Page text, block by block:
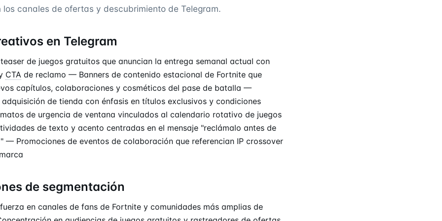
los canales de ofertas y descubrimiento de Telegram.
en Telegram
de juegos gratuitos que anuncian la entrega semanal actual con
CTA de reclamo — Banners de contenido estacional de Fortnite que
capítulos, colaboraciones y cosméticos del pase de batalla —
de tienda con énfasis en títulos exclusivos y condiciones
de urgencia de ventana vinculados al calendario rotativo de juegos
de texto y acento centradas en el mensaje "reclámalo antes de
— Promociones de eventos de colaboración que referencian IP crossover
de segmentación
en canales de fans de Fortnite y comunidades más amplias de